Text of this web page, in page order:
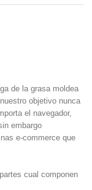
de la grasa moldea
objetivo nunca
el navegador,
embargo
e-commerce que
cual componen